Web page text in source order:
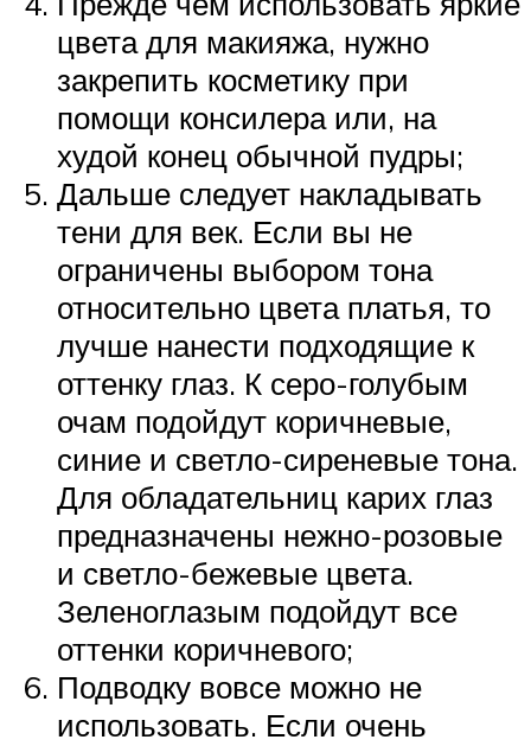
цвета для макияжа, нужно
закрепить косметику при
помощи консилера или, на
худой конец обычной пудры;
Дальше следует накладывать
тени для век. Если вы не
ограничены выбором тона
относительно цвета платья, то
лучше нанести подходящие к
оттенку глаз. К серо-голубым
очам подойдут коричневые,
синие и светло-сиреневые тона.
Для обладательниц карих глаз
предназначены нежно-розовые
и светло-бежевые цвета.
Зеленоглазым подойдут все
оттенки коричневого;
Подводку вовсе можно не
использовать. Если очень